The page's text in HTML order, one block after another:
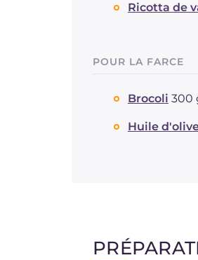
Ricotta de
POUR LA FARCE
Brocoli 300
Huile